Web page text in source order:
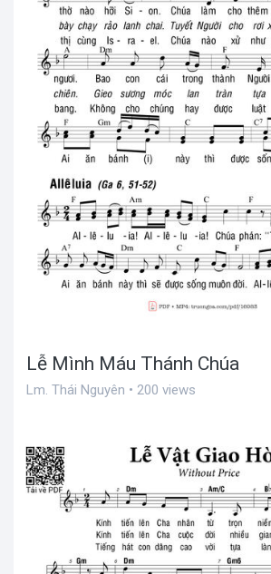
Lễ Mình Máu Thánh Chúa
Lm. Thái Nguyên • 200 views